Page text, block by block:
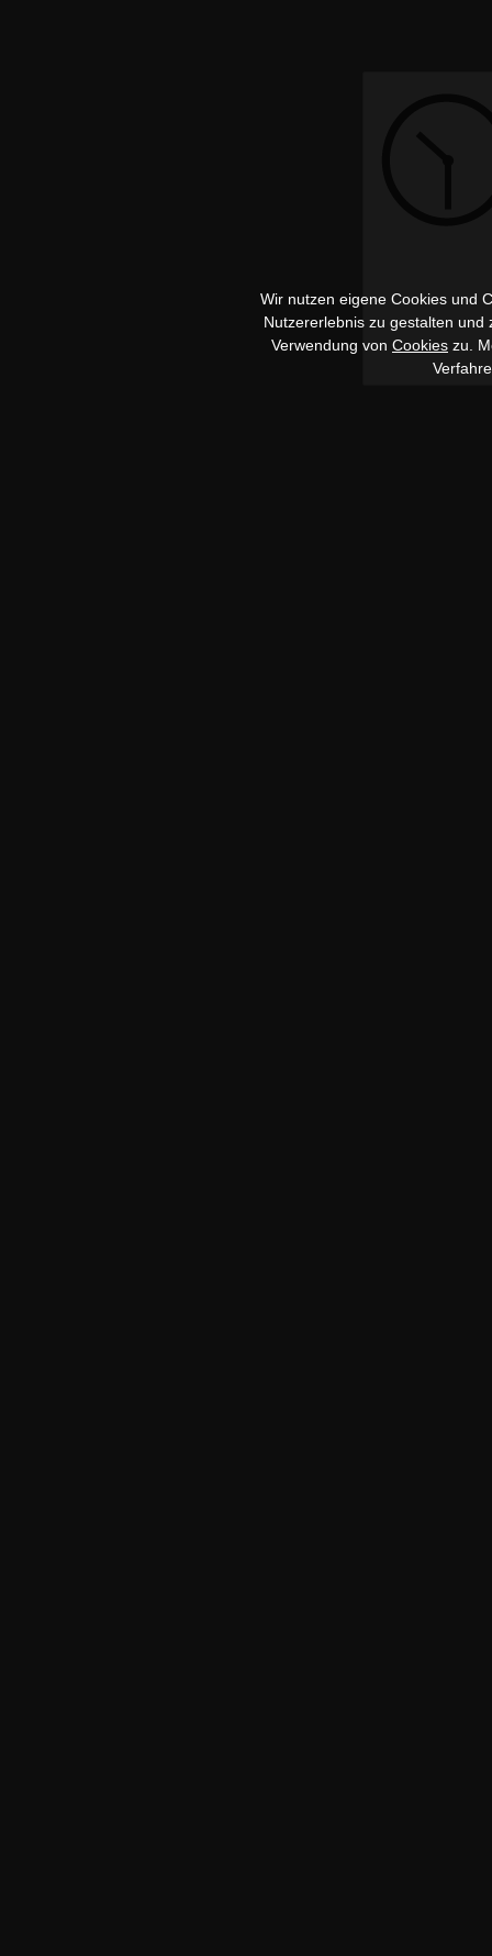
Wir nutzen eigene Cookies und
Nutzererlebnis zu gestalten
Verwendung von Cookies zu.